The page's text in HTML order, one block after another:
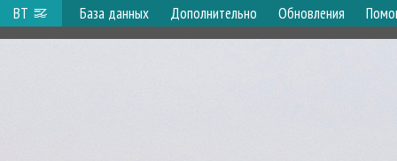
ВТ База данных Дополнительно Обновления